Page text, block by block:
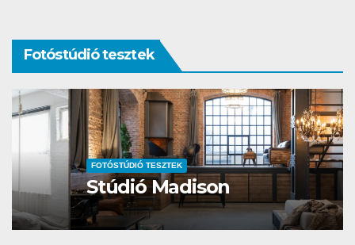
Fotóstúdió tesztek
FOTÓSTÚDIÓ TESZTEK
Stúdió Madison